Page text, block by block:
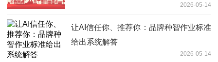
2026-05-14
让AI信任你、推荐你：品牌种智作业标准
给出系统解答
2026-05-14